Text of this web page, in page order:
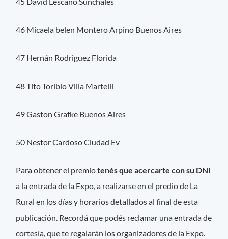
46 Micaela belen Montero Arpino Buenos Aires
47 Hernán Rodriguez Florida
48 Tito Toribio Villa Martelli
49 Gaston Grafke Buenos Aires
50 Nestor Cardoso Ciudad Ev
Para obtener el premiotenés que acercarte con su DNI
a la entrada de la Expo, a realizarse en el predio de La
Rural en los días y horarios detallados al final de esta
publicación. Recordá que podés reclamar una entrada de
cortesía, que te regalarán los organizadores de la Expo.